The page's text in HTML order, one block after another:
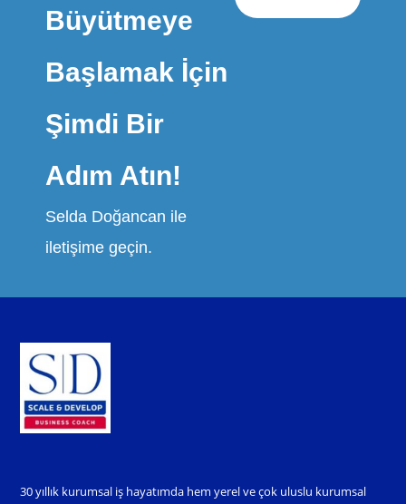
Büyütmeye
Başlamak İçin
Şimdi Bir
Adım Atın!
Selda Doğancan ile
iletişime geçin.
30 yıllık kurumsal iş hayatımda hem yerel ve çok uluslu kurumsal